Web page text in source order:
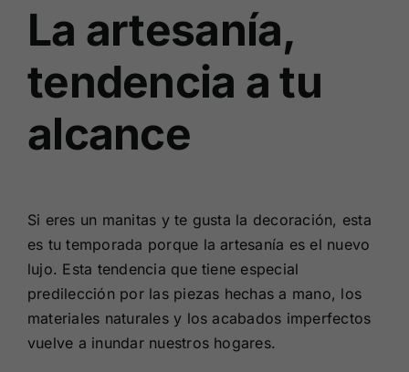
La artesanía,
tendencia a tu
alcance
Si eres un manitas y te gusta la decoración, esta
es tu temporada porque la artesanía es el nuevo
lujo. Esta tendencia que tiene especial
predilección por las piezas hechas a mano, los
materiales naturales y los acabados imperfectos
vuelve a inundar nuestros hogares.